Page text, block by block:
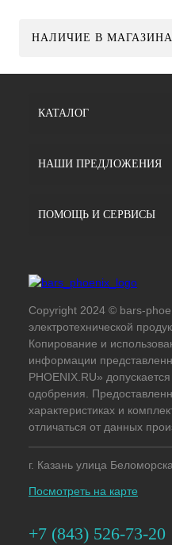
НАЛИЧИЕ В
КАТАЛОГ
НАШИ ПРЕДЛОЖЕНИЯ
ПОМОЩЬ И СЕРВИСЫ
Copyright 2024 © bars-
электротехнической
Копирование и
информации
PHOENIX.RU»
одобрения.
характеристиках и
отличаться от данных
г. Казань улица
Посмотреть на карте
+7 (843) 526-73-20